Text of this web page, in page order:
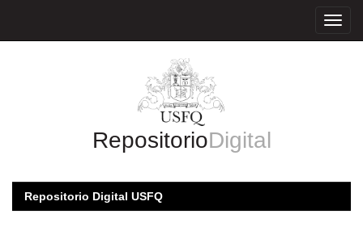
RepositorioDigital
Repositorio Digital USFQ